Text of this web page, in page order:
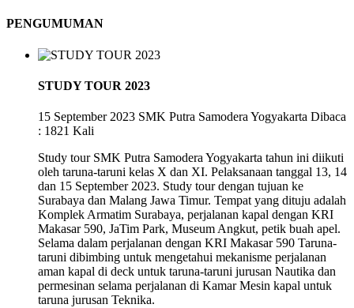
PENGUMUMAN
STUDY TOUR 2023
15 September 2023 SMK Putra Samodera Yogyakarta Dibaca
: 1821 Kali
Study tour SMK Putra Samodera Yogyakarta tahun ini diikuti
oleh taruna-taruni kelas X dan XI. Pelaksanaan tanggal 13, 14
dan 15 September 2023. Study tour dengan tujuan ke
Surabaya dan Malang Jawa Timur. Tempat yang dituju adalah
Komplek Armatim Surabaya, perjalanan kapal dengan KRI
Makasar 590, JaTim Park, Museum Angkut, petik buah apel.
Selama dalam perjalanan dengan KRI Makasar 590 Taruna-
taruni dibimbing untuk mengetahui mekanisme perjalanan
aman kapal di deck untuk taruna-taruni jurusan Nautika dan
permesinan selama perjalanan di Kamar Mesin kapal untuk
taruna jurusan Teknika.